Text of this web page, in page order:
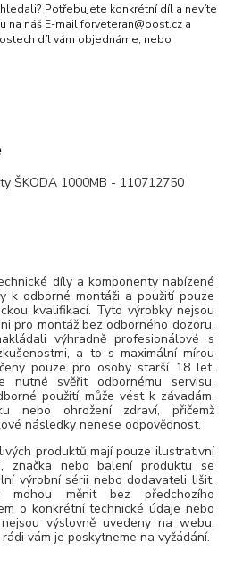
Potřebujete konkrétní díl a nevíte
na náš E-mail forveteran@post.cz a
díl vám objednáme, nebo
ŠKODA 1000MB - 110712750
díly a komponenty nabízené
k odborné montáži a použití pouze
kvalifikací. Tyto výrobky nejsou
pro montáž bez odborného dozoru.
výhradně profesionálové s
a to s maximální mírou
pouze pro osoby starší 18 let.
nutné svěřit odbornému servisu.
použití může vést k závadám,
nebo ohrožení zdraví, přičemž
následky nenese odpovědnost.
produktů mají pouze ilustrativní
značka nebo balení produktu se
výrobní sérii nebo dodavateli lišit.
mohou měnit bez předchozího
o konkrétní technické údaje nebo
výslovně uvedeny na webu,
vám je poskytneme na vyžádání.